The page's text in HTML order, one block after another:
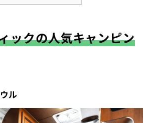
ックの人気キャンピン
ル